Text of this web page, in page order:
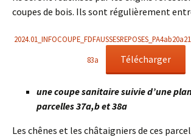
coupes de bois. Ils sont régulièrement
83a Télécharger
une coupe sanitaire suivie d’une
parcelles 37a,b et 38a
Les chênes et les châtaigniers de ces